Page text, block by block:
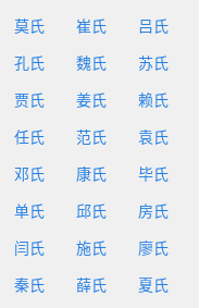
莫氏 崔氏 吕氏
孔氏 魏氏 苏氏
贾氏 姜氏 赖氏
任氏 范氏 袁氏
邓氏 康氏 毕氏
单氏 邱氏 房氏
闫氏 施氏 廖氏
秦氏 薛氏 夏氏